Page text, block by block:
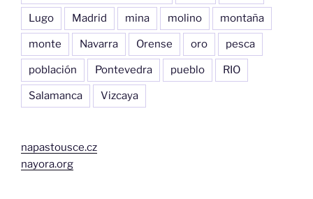
Lugo Madrid mina molino montaña
monte Navarra Orense oro pesca
población Pontevedra pueblo RIO
Salamanca Vizcaya
napastousce.cz
nayora.org